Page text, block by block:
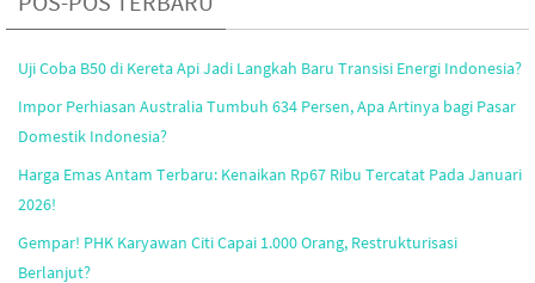
Uji Coba B50 di Kereta Api Jadi Langkah Baru Transisi Energi Indonesia?
Impor Perhiasan Australia Tumbuh 634 Persen, Apa Artinya bagi Pasar
Domestik Indonesia?
Harga Emas Antam Terbaru: Kenaikan Rp67 Ribu Tercatat Pada Januari
2026!
Gempar! PHK Karyawan Citi Capai 1.000 Orang, Restrukturisasi
Berlanjut?